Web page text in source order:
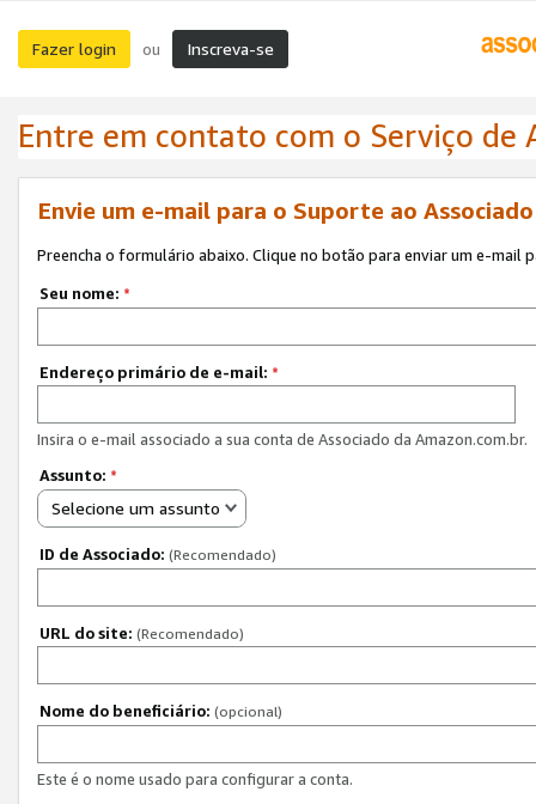
Fazer login ou Inscreva-se
Entre em contato com o Serviço de
Envie um e-mail para o Suporte ao
Preencha o formulário abaixo. Clique no botão para enviar um e-mail
Seu nome: *
Endereço primário de e-mail: *
Insira o e-mail associado a sua conta de Associado da Amazon.com.br.
Assunto: *
Selecione um assunto
ID de Associado: (Recomendado)
URL do site: (Recomendado)
Nome do beneficiário: (opcional)
Este é o nome usado para configurar a conta.